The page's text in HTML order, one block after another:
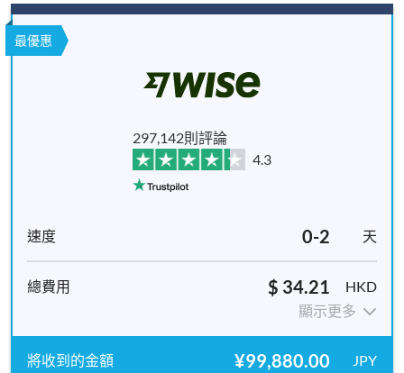
最優惠
297,142則評論
4.3
0-2 天
$ 34.21
HKD
顯示更多
¥99,880.00 JPY